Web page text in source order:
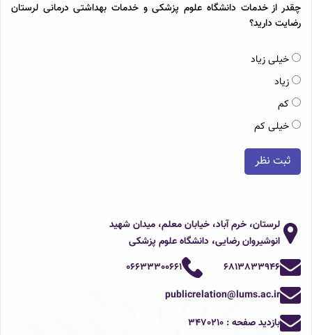
چقدر از خدمات دانشگاه علوم پزشکی و خدمات بهداشتی درمانی لرستان
رضایت دارید؟
خیلی زیاد
زیاد
کم
خیلی کم
ثبت نظر
لرستان، خرم آباد، خیابان معلم، میدان شهید
انوشیروان رضایی، دانشگاه علوم پزشکی
6813833946
06633300661
publicrelation@lums.ac.ir
بازدید صفحه : 3470210